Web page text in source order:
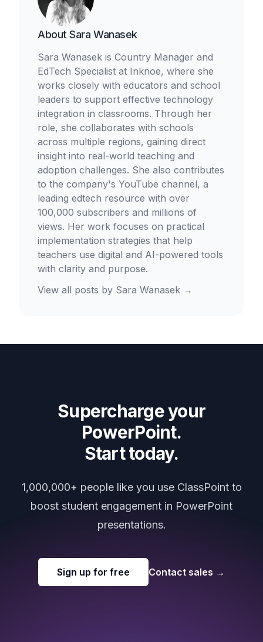
About Sara Wanasek
Sara Wanasek is Country Manager and
EdTech Specialist at Inknoe, where she
works closely with educators and school
leaders to support effective technology
integration in classrooms. Through her
role, she collaborates with schools
across multiple regions, gaining direct
insight into real-world teaching and
adoption challenges. She also contributes
to the company's YouTube channel, a
leading edtech resource with over
100,000 subscribers and millions of
views. Her work focuses on practical
implementation strategies that help
teachers use digital and AI-powered tools
with clarity and purpose.
View all posts by Sara Wanasek →
Supercharge your
PowerPoint.
Start today.
1,000,000+ people like you use ClassPoint to
boost student engagement in PowerPoint
presentations.
Sign up for free Contact sales →